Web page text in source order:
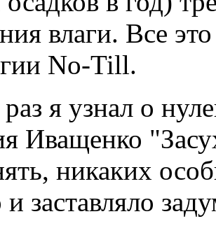
влаги. Все
No-Till.
я узнал о
Иващенко
никаких
заставляло